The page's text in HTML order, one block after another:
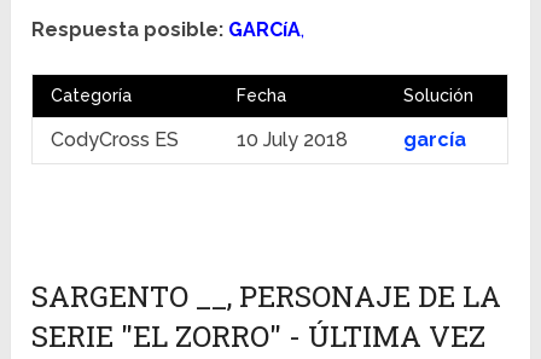
Respuesta posible: GARCíA,
Categoría Fecha Solución
CodyCross ES 10 July 2018 garcía
SARGENTO __, PERSONAJE DE LA
SERIE "EL ZORRO" - ÚLTIMA VEZ